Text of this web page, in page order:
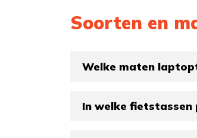
Soorten en
Welke maten
In welke fietstassen